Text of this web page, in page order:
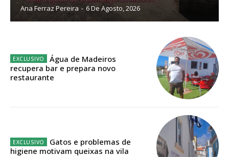
Planos de Assinatura
Faça-se assinante do Região de Cister e ajude-nos a manter este serviço
Escolha o plano de assinatura desejado:
Ana Ferraz Pereira - 6 De Agosto, 2026
Água de Madeiros
recupera bar e prepara novo
restaurante
Gatos e problemas de
higiene motivam queixas na vila